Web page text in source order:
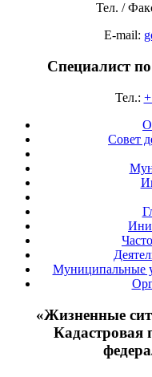
Тел. /
E-mail:
Специалист
Тел.:
Совет
Муниципальные
«Жизненные
Кадастровая